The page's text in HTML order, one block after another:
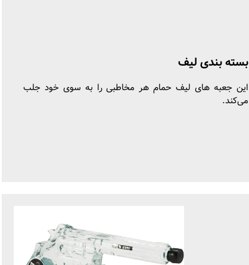
بسته بندی لیف
این جعبه های لیف حمام هر مخاطبی را به سوی خود جلب
می‌کند.